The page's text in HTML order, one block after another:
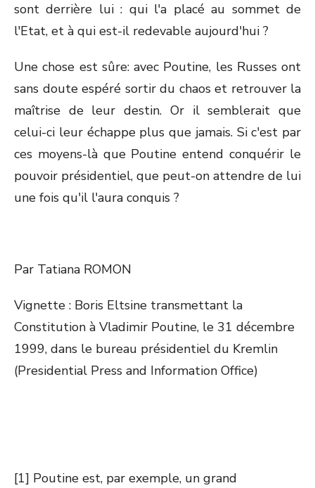
sont derrière lui : qui l'a placé au sommet de
l'Etat, et à qui est-il redevable aujourd'hui ?
Une chose est sûre: avec Poutine, les Russes ont
sans doute espéré sortir du chaos et retrouver la
maîtrise de leur destin. Or il semblerait que
celui-ci leur échappe plus que jamais. Si c'est par
ces moyens-là que Poutine entend conquérir le
pouvoir présidentiel, que peut-on attendre de lui
une fois qu'il l'aura conquis ?
Par Tatiana ROMON
Vignette : Boris Eltsine transmettant la
Constitution à Vladimir Poutine, le 31 décembre
1999, dans le bureau présidentiel du Kremlin
(Presidential Press and Information Office)
[1] Poutine est, par exemple, un grand